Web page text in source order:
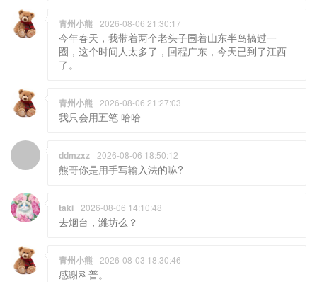
青州小熊 2026-08-06 21:30:17
今年春天，我带着两个老头子围着山东半岛搞过一
圈，这个时间人太多了，回程广东，今天已到了江西
了。
青州小熊 2026-08-06 21:27:03
我只会用五笔 哈哈
ddmzxz 2026-08-06 18:50:12
熊哥你是用手写输入法的嘛?
taki 2026-08-06 14:10:48
去烟台，潍坊么？
青州小熊 2026-08-03 18:30:46
感谢科普。